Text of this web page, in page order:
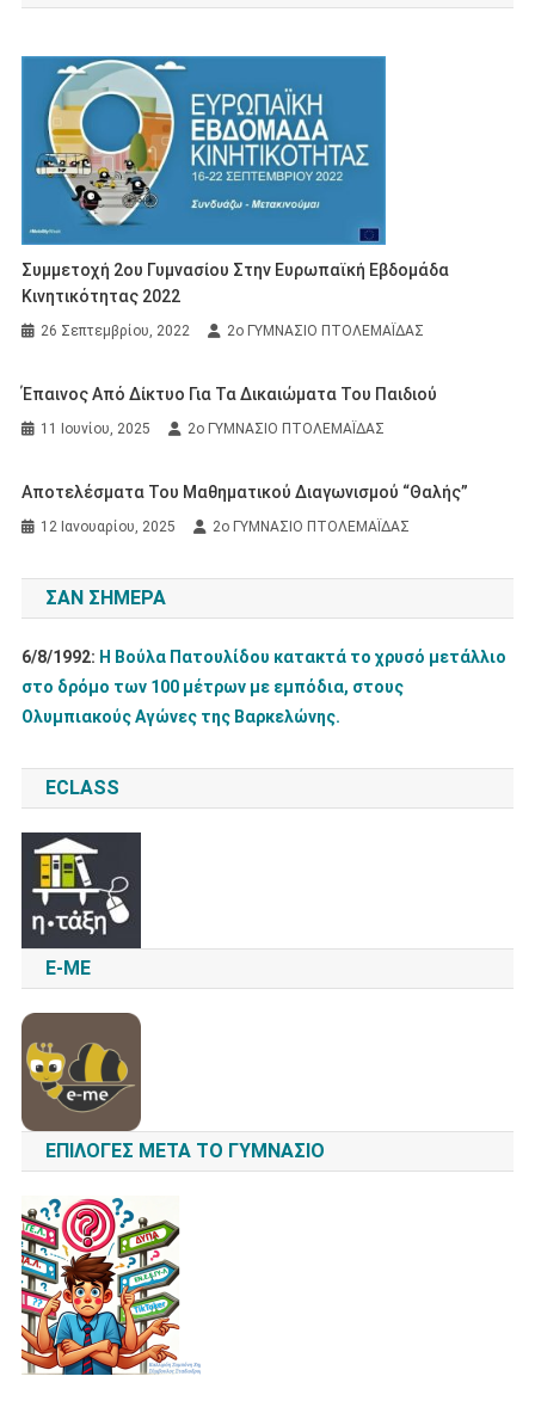
Συμμετοχή 2ου Γυμνασίου Στην Ευρωπαϊκή Εβδομάδα
Κινητικότητας 2022
26 Σεπτεμβρίου, 2022 2ο ΓΥΜΝΑΣΙΟ ΠΤΟΛΕΜΑΪΔΑΣ
Έπαινος Από Δίκτυο Για Τα Δικαιώματα Του Παιδιού
11 Ιουνίου, 2025 2ο ΓΥΜΝΑΣΙΟ ΠΤΟΛΕΜΑΪΔΑΣ
Αποτελέσματα Του Μαθηματικού Διαγωνισμού “Θαλής”
12 Ιανουαρίου, 2025 2ο ΓΥΜΝΑΣΙΟ ΠΤΟΛΕΜΑΪΔΑΣ
ΣΑΝ ΣΉΜΕΡΑ
6/8/1992: Η Βούλα Πατουλίδου κατακτά το χρυσό μετάλλιο
στο δρόμο των 100 μέτρων με εμπόδια, στους
Ολυμπιακούς Αγώνες της Βαρκελώνης.
ECLASS
E-ME
ΕΠΙΛΟΓΈΣ ΜΕΤΆ ΤΟ ΓΥΜΝΆΣΙΟ